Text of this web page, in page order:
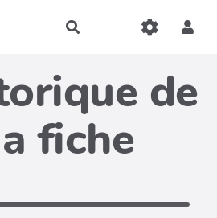
Rechercher
de
fiche